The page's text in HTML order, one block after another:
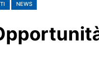
NEWS